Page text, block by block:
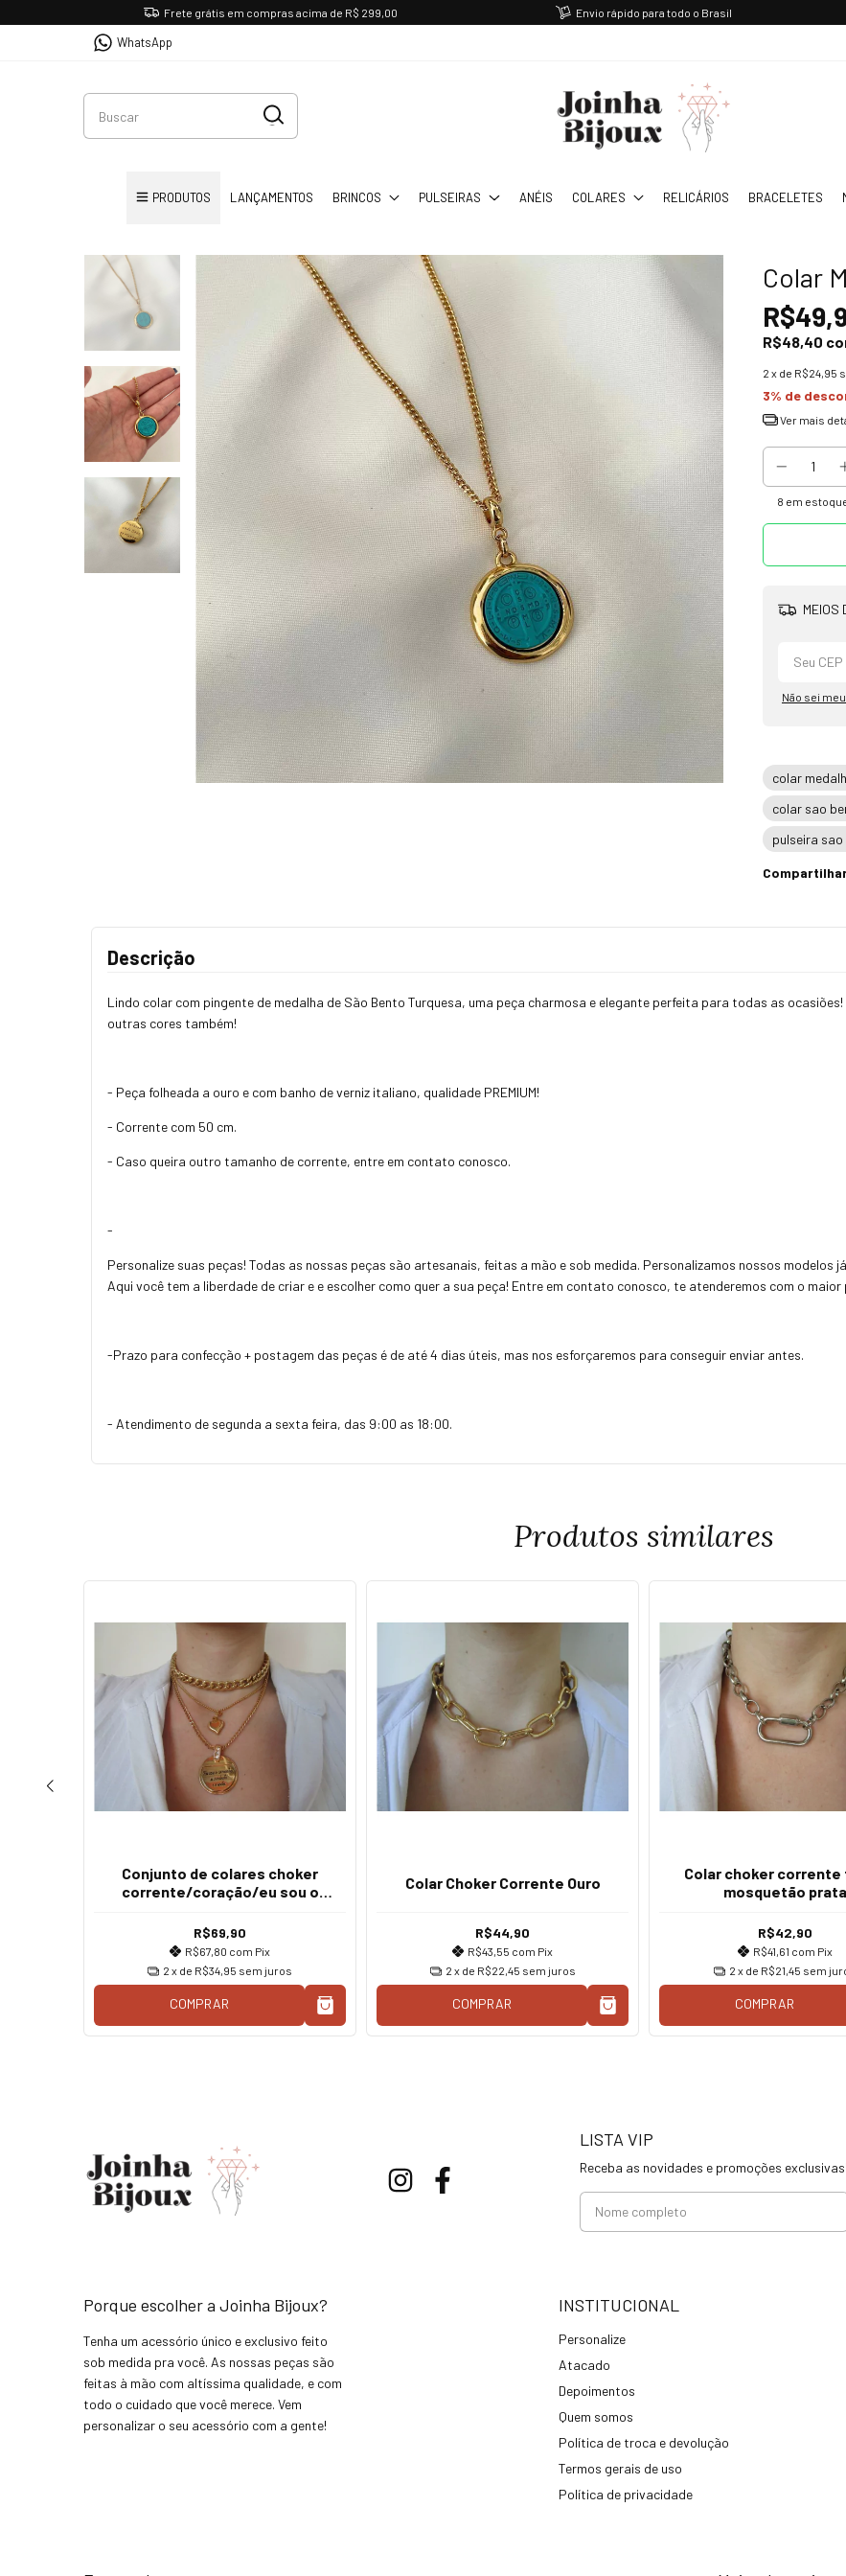
Frete grátis em compras acima de R$ 299,00 Envio rápido para todo o Brasil
WhatsApp
PRODUTOS LANÇAMENTOS BRINCOS PULSEIRAS ANÉIS COLARES RELICÁRIOS BRACELETES
Colar
R$48,40
2 x de R$24,95
3% de
Ver mais
8 em
MEIOS
Não sei
colar
colar sao
pulseira
Descrição
Lindo colar com pingente de medalha de São Bento Turquesa, uma peça charmosa e elegante perfeita para todas as
outras cores também!
- Peça folheada a ouro e com banho de verniz italiano, qualidade PREMIUM!
- Corrente com 50 cm.
- Caso queira outro tamanho de corrente, entre em contato conosco.
-
Personalize suas peças! Todas as nossas peças são artesanais, feitas a mão e sob medida. Personalizamos nossos modelos
Aqui você tem a liberdade de criar e e escolher como quer a sua peça! Entre em contato conosco, te atenderemos com o maior
-Prazo para confecção + postagem das peças é de até 4 dias úteis, mas nos esforçaremos para conseguir enviar antes.
- Atendimento de segunda a sexta feira, das 9:00 as 18:00.
Produtos similares
Conjunto de colares choker
corrente/coração/eu sou o
R$69,90
R$67,80 com Pix
2 x de R$34,95 sem juros
COMPRAR
Colar Choker Corrente Ouro
R$44,90
R$43,55 com Pix
2 x de R$22,45 sem juros
COMPRAR
Colar choker corrente
mosquetão prata
R$42,90
R$41,61 com Pix
2 x de R$21,45 sem
COMPRAR
LISTA VIP
Receba as novidades e promoções exclusivas!
Porque escolher a Joinha Bijoux?
Tenha um acessório único e exclusivo feito
sob medida pra você. As nossas peças são
feitas à mão com altíssima qualidade, e com
todo o cuidado que você merece. Vem
personalizar o seu acessório com a gente!
INSTITUCIONAL
Personalize
Atacado
Depoimentos
Quem somos
Política de troca e devolução
Termos gerais de uso
Política de privacidade